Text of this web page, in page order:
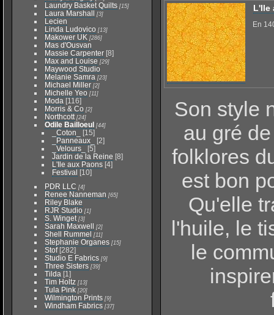
Laundry Basket Quilts [15]
Laura Marshall [3]
Lecien
Linda Ludovico [13]
Makower UK [286]
Mas d'Ousvan
Massie Carpenter [8]
Max and Louise [29]
Maywood Studio
Melanie Samra [23]
Michael Miller [2]
Michelle Yeo [11]
Moda [116]
Morris & Co [2]
Northcott [24]
Odile Bailloeul [44]
_Coton_
[15]
_Panneaux_
[2]
_Velours_
[5]
Jardin de la Reine [8]
L'Ile aux Paons [4]
Festival
[10]
PDR LLC [4]
Renee Nanneman [65]
Riley Blake
RJR Studio [1]
S. Winget [3]
Sarah Maxwell [2]
Shell Rummel [11]
Stephanie Organes [15]
Stof [282]
Studio E Fabrics [9]
Three Sisters [39]
Tilda [1]
Tim Holtz [13]
Tula Pink [20]
Wilmington Prints [9]
Windham Fabrics [37]
L'Ile
En
Son style
au gré
folklores
est bon
Qu'elle
l'huile, le
le